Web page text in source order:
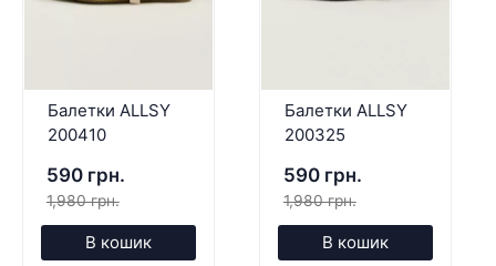
Балетки ALLSY
200410
590 грн.
1,980 грн.
В кошик
Балетки ALLSY
200325
590 грн.
1,980 грн.
В кошик